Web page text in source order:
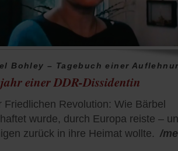
Bohley – Tagebuch einer
einer DDR-Dissidentin
Friedlichen Revolution: Wie Bärbel
wurde, durch Europa reiste –
zurück in ihre Heimat wollte. /